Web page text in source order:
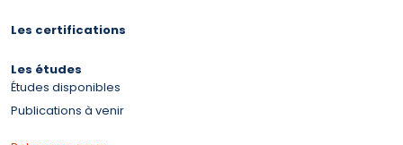
Les certifications
Les études
Études disponibles
Publications à venir